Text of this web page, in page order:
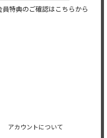
員特典のご確認はこちらから
アカウントについて